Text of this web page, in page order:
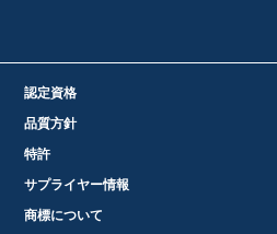
認定資格
品質方針
特許
サプライヤー情報
商標について